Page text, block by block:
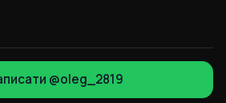
@oleg_2819